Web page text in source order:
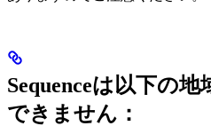
Sequenceは以下の
できません：